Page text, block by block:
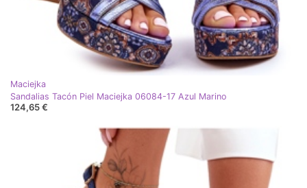
Maciejka
Sandalias Tacón Piel Maciejka 06084-17 Azul Marino
124,65 €